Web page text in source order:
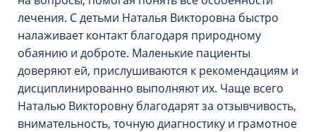
лечения. С детьми Наталья Викторовна быстро
налаживает контакт благодаря природному
обаянию и доброте. Маленькие пациенты
доверяют ей, прислушиваются к рекомендациям и
дисциплинированно выполняют их. Чаще всего
Наталью Викторовну благодарят за отзывчивость,
внимательность, точную диагностику и грамотное